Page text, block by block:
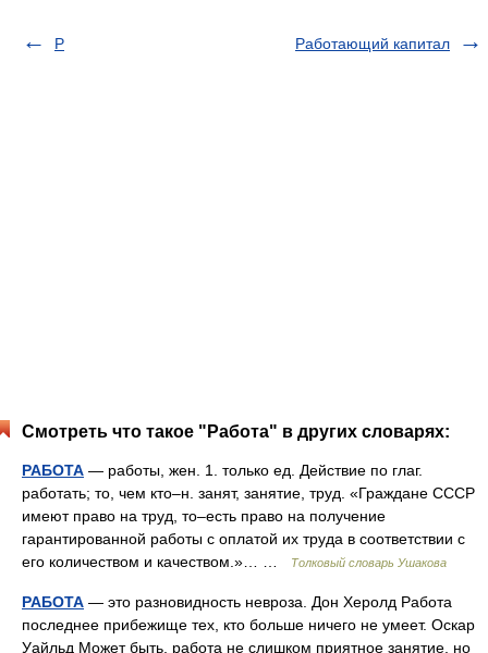
Р Работающий капитал
Смотреть что такое "Работа" в других словарях:
РАБОТА — работы, жен. 1. только ед. Действие по глаг.
работать; то, чем кто–н. занят, занятие, труд. «Граждане СССР
имеют право на труд, то–есть право на получение
гарантированной работы с оплатой их труда в соответствии с
его количеством и качеством.»… …
Толковый словарь Ушакова
РАБОТА — это разновидность невроза. Дон Херолд Работа
последнее прибежище тех, кто больше ничего не умеет. Оскар
Уайльд Может быть, работа не слишком приятное занятие, но